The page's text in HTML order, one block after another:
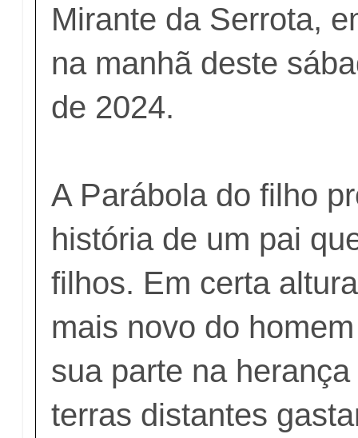
Mirante da Serrota,
na manhã deste
de 2024.
A Parábola do filho
história de um pai
filhos. Em certa
mais novo do
sua parte na
terras distantes